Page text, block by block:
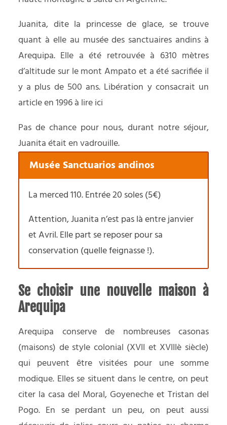
Juanita, dite la princesse de glace, se trouve
quant à elle au musée des sanctuaires andins à
Arequipa. Elle a été retrouvée à 6310 mètres
d’altitude sur le mont Ampato et a été sacrifiée il
y a plus de 500 ans. Libération y consacrait un
article en 1996 à lireici
Pas de chance pour nous, durant notre séjour,
Juanita était en vadrouille.
Musée Sanctuarios andinos
La merced 110. Entrée 20 soles (5€)
Attention, Juanita n’est pas là entre janvier
et Avril. Elle part se reposer pour sa
conservation (quelle feignasse !).
Se choisir une nouvelle maison à
Arequipa
Arequipa conserve de nombreuses casonas
(maisons) de style colonial (XVII et XVIIIè siècle)
qui peuvent être visitées pour une somme
modique. Elles se situent dans le centre, on peut
citer la casa del Moral, Goyeneche et Tristan del
Pogo. En se perdant un peu, on peut aussi